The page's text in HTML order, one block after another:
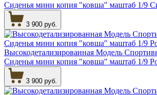
Сиденья мини копия "ковша" маштаб 1/9
3 900 руб.
Высокодетализированная Модель
Сиденья мини копия "ковша" маштаб 1/9
3 900 руб.